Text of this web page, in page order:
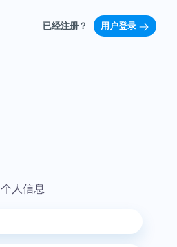
已经注册？ 用户登录
个人信息